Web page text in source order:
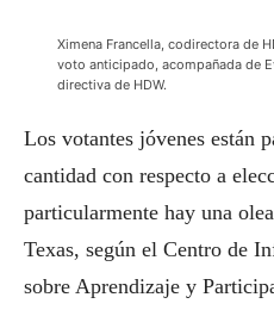
Ximena Francella, codirectora de
voto anticipado, acompañada de
directiva de HDW.
Los votantes jóvenes están
cantidad con respecto a
particularmente hay una
Texas, según el Centro de
sobre Aprendizaje y